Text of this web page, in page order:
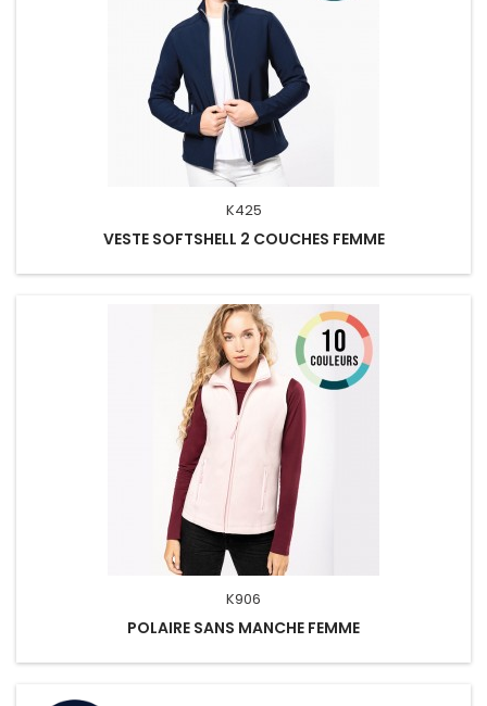
K425
VESTE SOFTSHELL 2 COUCHES FEMME
K906
POLAIRE SANS MANCHE FEMME